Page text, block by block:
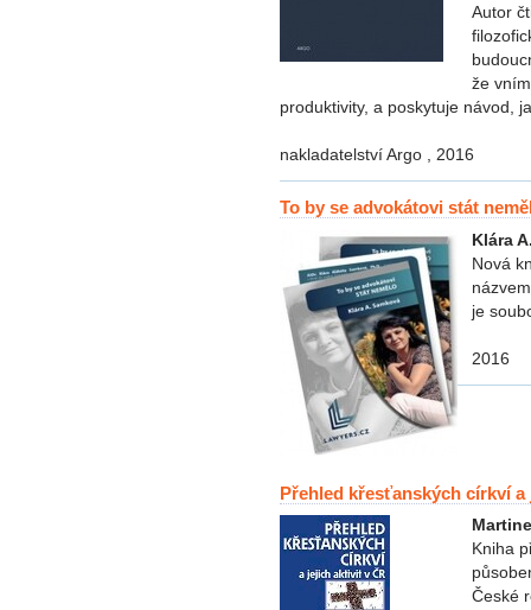
Autor
že
produktivity, a poskytuje návod,
nakladatelství Argo , 2016
To by se advokátovi stát
Klára
Nová
je
2016
Přehled křesťanských církví
Kniha
České